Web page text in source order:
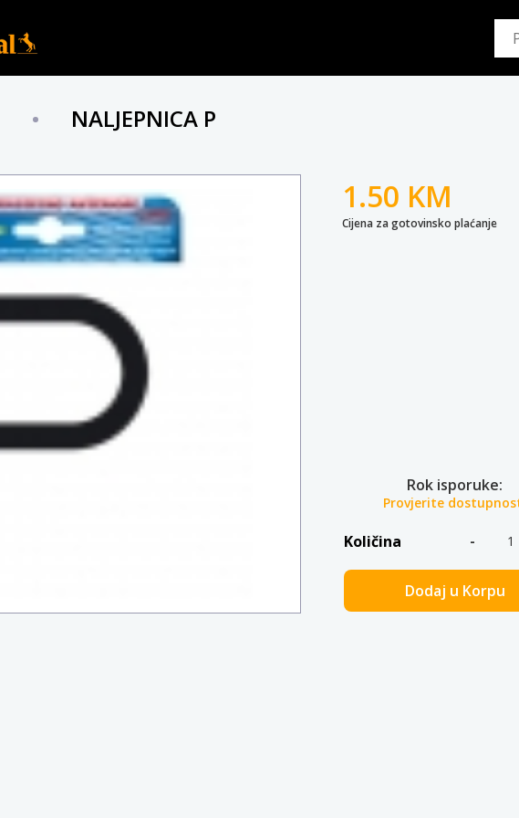
• NALJEPNICA P
1.50 KM
Cijena za gotovinsko plaćanje
Rok isporuke:
Provjerite
Količina
Dodaj u Korpu